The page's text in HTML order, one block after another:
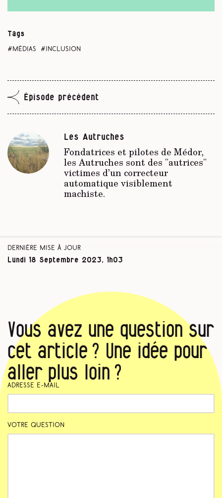
Tags
médias inclusion
Épisode précédent
Les Autruches
Fondatrices et pilotes de Médor,
les Autruches sont des "autrices"
victimes d’un correcteur
automatique visiblement
machiste.
Dernière mise à jour
Lundi 18 Septembre 2023, 1h03
Vous avez une question sur
cet article ? Une idée pour
aller plus loin ?
Adresse e-mail
Votre question